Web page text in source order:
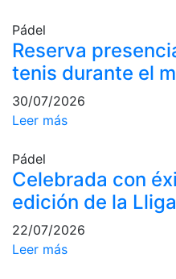
Fotos
Normativa
Pádel
Pádel
Campeonato
Social de Pádel
Cuadros de
juego
Pádel
Reserva
tenis durante el
30/07/2026
Leer más
Pádel
Celebrada con
edición de la
22/07/2026
Leer más